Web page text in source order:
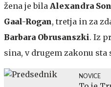
žena je bila Alexandra
Gaal-Rogan, tretja in za
Barbara Obrusanszki. Iz
sina, v drugem zakonu sta
NOVICE